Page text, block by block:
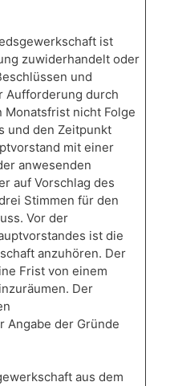
ist
zuwiderhandelt oder
und
Aufforderung durch
Monatsfrist nicht Folge
und den Zeitpunkt
mit einer
anwesenden
auf Vorschlag des
Stimmen für den
Vor der
ist die
anzuhören. Der
Frist von einem
Der
Angabe der Gründe
aus dem